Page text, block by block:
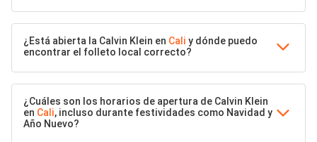
¿Está abierta la Calvin Klein en Cali y dónde puedo
encontrar el folleto local correcto?
¿Cuáles son los horarios de apertura de Calvin Klein
en Cali, incluso durante festividades como Navidad y
Año Nuevo?